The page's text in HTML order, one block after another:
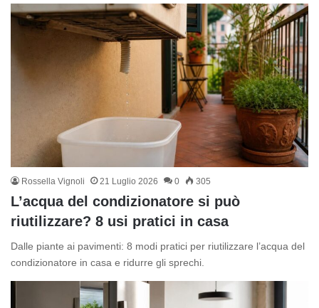
Rossella Vignoli 21 Luglio 2026 0 305
L’acqua del condizionatore si può
riutilizzare? 8 usi pratici in casa
Dalle piante ai pavimenti: 8 modi pratici per riutilizzare l’acqua del
condizionatore in casa e ridurre gli sprechi.